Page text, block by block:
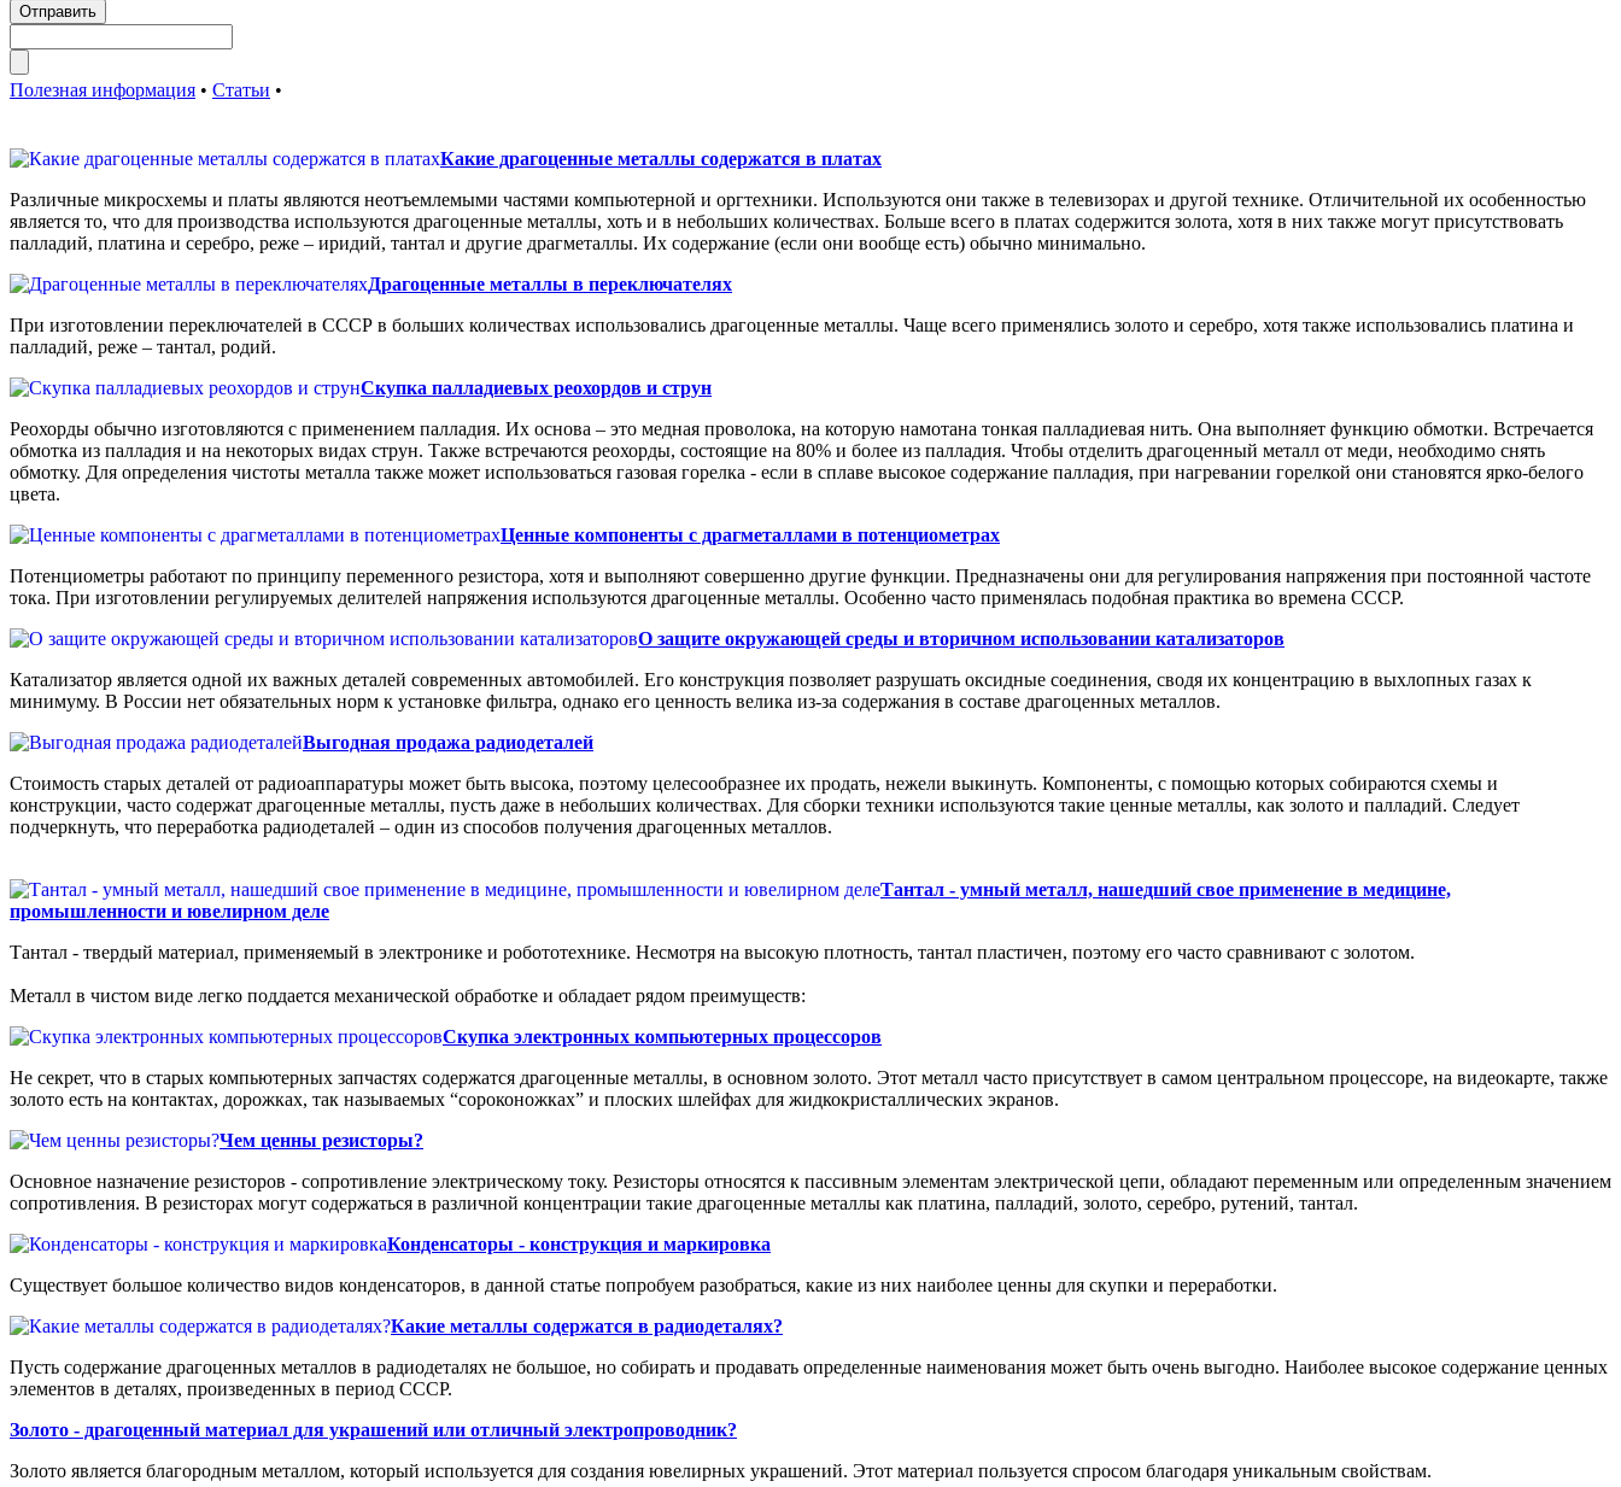
Полезная информация • Статьи •
Какие драгоценные металлы содержатся в платах
Различные микросхемы и платы являются неотъемлемыми частями компьютерной и оргтехники. Используются они также в телевизорах и другой технике. Отличительной их особенностью
является то, что для производства используются драгоценные металлы, хоть и в небольших количествах. Больше всего в платах содержится золота, хотя в них также могут присутствовать
палладий, платина и серебро, реже – иридий, тантал и другие драгметаллы. Их содержание (если они вообще есть) обычно минимально.
Драгоценные металлы в переключателях
При изготовлении переключателей в СССР в больших количествах использовались драгоценные металлы. Чаще всего применялись золото и серебро, хотя также использовались платина и
палладий, реже – тантал, родий.
Скупка палладиевых реохордов и струн
Реохорды обычно изготовляются с применением палладия. Их основа – это медная проволока, на которую намотана тонкая палладиевая нить. Она выполняет функцию обмотки. Встречается
обмотка из палладия и на некоторых видах струн. Также встречаются реохорды, состоящие на 80% и более из палладия. Чтобы отделить драгоценный металл от меди, необходимо снять
обмотку. Для определения чистоты металла также может использоваться газовая горелка - если в сплаве высокое содержание палладия, при нагревании горелкой они становятся ярко-белого
цвета.
Ценные компоненты с драгметаллами в потенциометрах
Потенциометры работают по принципу переменного резистора, хотя и выполняют совершенно другие функции. Предназначены они для регулирования напряжения при постоянной частоте
тока. При изготовлении регулируемых делителей напряжения используются драгоценные металлы. Особенно часто применялась подобная практика во времена СССР.
О защите окружающей среды и вторичном использовании катализаторов
Катализатор является одной их важных деталей современных автомобилей. Его конструкция позволяет разрушать оксидные соединения, сводя их концентрацию в выхлопных газах к
минимуму. В России нет обязательных норм к установке фильтра, однако его ценность велика из-за содержания в составе драгоценных металлов.
Выгодная продажа радиодеталей
Стоимость старых деталей от радиоаппаратуры может быть высока, поэтому целесообразнее их продать, нежели выкинуть. Компоненты, с помощью которых собираются схемы и
конструкции, часто содержат драгоценные металлы, пусть даже в небольших количествах. Для сборки техники используются такие ценные металлы, как золото и палладий. Следует
подчеркнуть, что переработка радиодеталей – один из способов получения драгоценных металлов.
Тантал - умный металл, нашедший свое применение в медицине,
промышленности и ювелирном деле
Тантал - твердый материал, применяемый в электронике и робототехнике. Несмотря на высокую плотность, тантал пластичен, поэтому его часто сравнивают с золотом.
Металл в чистом виде легко поддается механической обработке и обладает рядом преимуществ:
Скупка электронных компьютерных процессоров
Не секрет, что в старых компьютерных запчастях содержатся драгоценные металлы, в основном золото. Этот металл часто присутствует в самом центральном процессоре, на видеокарте, также
золото есть на контактах, дорожках, так называемых “сороконожках” и плоских шлейфах для жидкокристаллических экранов.
Чем ценны резисторы?
Основное назначение резисторов - сопротивление электрическому току. Резисторы относятся к пассивным элементам электрической цепи, обладают переменным или определенным значением
сопротивления. В резисторах могут содержаться в различной концентрации такие драгоценные металлы как платина, палладий, золото, серебро, рутений, тантал.
Конденсаторы - конструкция и маркировка
Существует большое количество видов конденсаторов, в данной статье попробуем разобраться, какие из них наиболее ценны для скупки и переработки.
Какие металлы содержатся в радиодеталях?
Пусть содержание драгоценных металлов в радиодеталях не большое, но собирать и продавать определенные наименования может быть очень выгодно. Наиболее высокое содержание ценных
элементов в деталях, произведенных в период СССР.
Золото - драгоценный материал для украшений или отличный электропроводник?
Золото является благородным металлом, который используется для создания ювелирных украшений. Этот материал пользуется спросом благодаря уникальным свойствам.